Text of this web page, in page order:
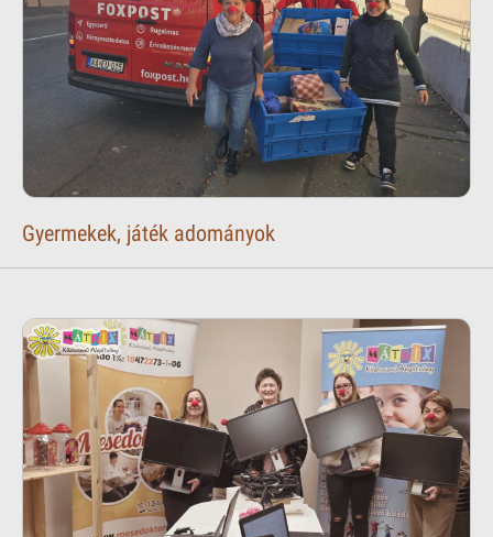
Gyermekek, játék adományok